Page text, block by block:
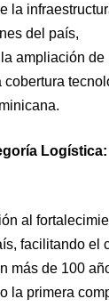
la
del país,
ampliación de
cobertura
al
facilitando el
más de 100
la primera